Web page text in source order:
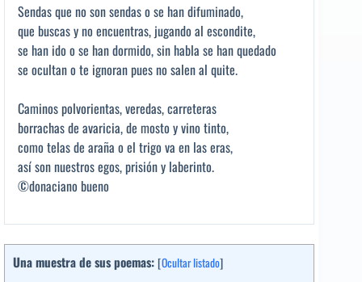
Sendas que no son sendas o se han difuminado,
que buscas y no encuentras, jugando al escondite,
se han ido o se han dormido, sin habla se han quedado
se ocultan o te ignoran pues no salen al quite.
Caminos polvorientas, veredas, carreteras
borrachas de avaricia, de mosto y vino tinto,
como telas de araña o el trigo va en las eras,
así son nuestros egos, prisión y laberinto.
©donaciano bueno
Una muestra de sus poemas: [Ocultar listado]